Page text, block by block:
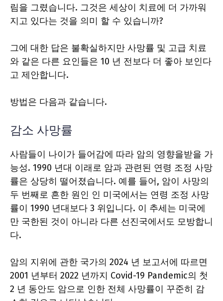
림을 그렸습니다. 그것은 세상이 치료에 더 가까워
지고 있다는 것을 의미 할 수 있습니까?
그에 대한 답은 불확실하지만 사망률 및 고급 치료
와 같은 다른 요인들은 10 년 전보다 더 좋아 보인다
고 제안합니다.
방법은 다음과 같습니다.
감소 사망률
사람들이 나이가 들어감에 따라 암의 영향을받을 가
능성. 1990 년대 이래로 암과 관련된 연령 조정 사망
률은 상당히 떨어졌습니다. 예를 들어, 암이 사망의
두 번째로 흔한 원인 인 미국에서는 연령 조정 사망
률이 1990 년대보다 3 위입니다. 이 추세는 미국에
만 국한된 것이 아니라 다른 선진국에서도 모방합니
다.
암의 지위에 관한 국가의 2024 년 보고서에 따르면
2001 년부터 2022 년까지 Covid-19 Pandemic의 첫
2 년 동안도 암으로 인한 전체 사망률이 꾸준히 감